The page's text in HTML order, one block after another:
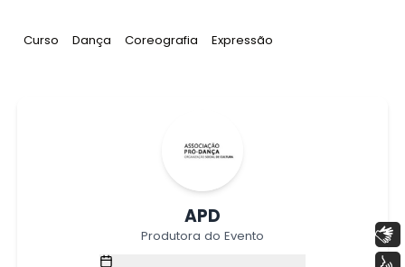
Tag:
Curso Tag:
Dança Tag:
Coreografia Tag:
Expressão
APD
Produtora do Evento